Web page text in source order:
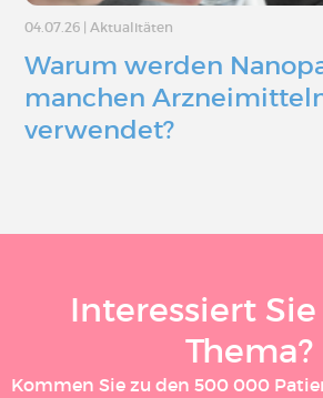
04.07.26 Aktualitäten
Warum werden
manchen
verwendet?
Interessiert Sie
Thema?
Kommen Sie zu den 500 000